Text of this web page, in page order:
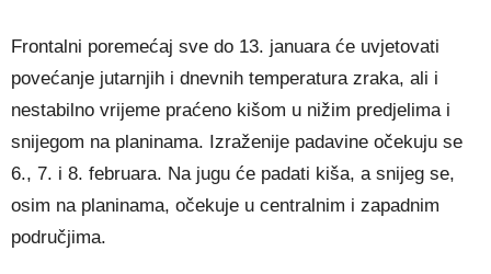
Frontalni poremećaj sve do 13. januara će uvjetovati
povećanje jutarnjih i dnevnih temperatura zraka, ali i
nestabilno vrijeme praćeno kišom u nižim predjelima i
snijegom na planinama. Izraženije padavine očekuju se
6., 7. i 8. februara. Na jugu će padati kiša, a snijeg se,
osim na planinama, očekuje u centralnim i zapadnim
područjima.